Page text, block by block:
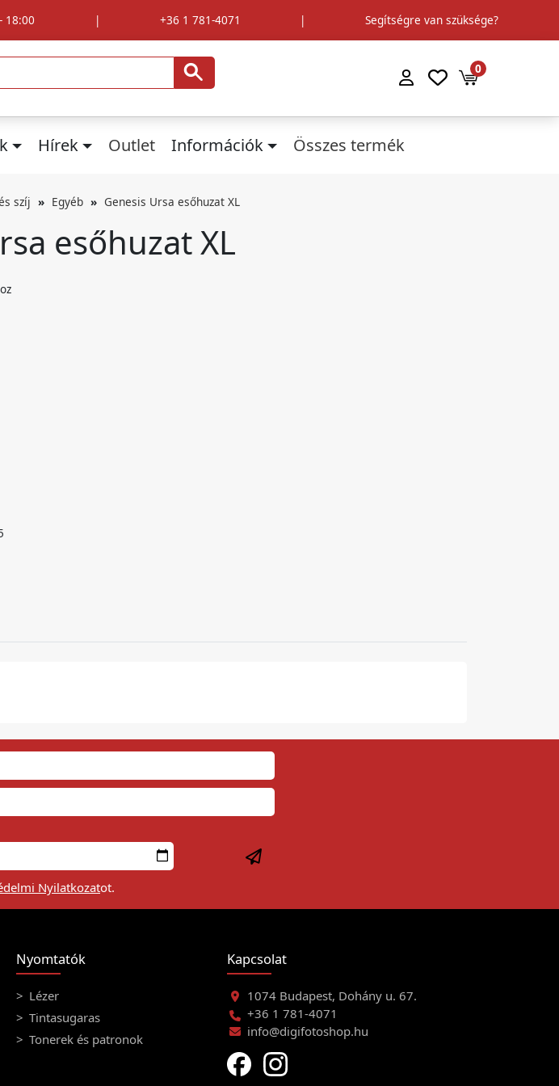
18:00 | +36 1 781-4071 | Segítségre van szüksége?
0
Hírek Outlet Információk Összes termék
szíj Egyéb Genesis Ursa esőhuzat XL
esőhuzat XL
Nyilatkozatot.
Nyomtatók
Lézer
Tintasugaras
Tonerek és patronok
Kapcsolat
1074 Budapest, Dohány u. 67.
+36 1 781-4071
info@digifotoshop.hu